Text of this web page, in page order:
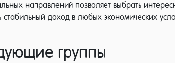
направлений позволяет выбрать
доход в любых экономических
группы